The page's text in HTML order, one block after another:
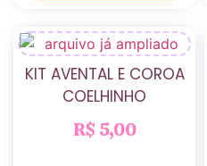
KIT AVENTAL E COROA
COELHINHO
R$ 5,00